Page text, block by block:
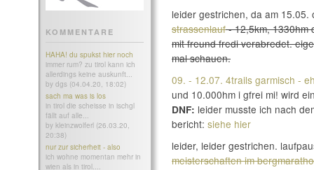
KOMMENTARE
HAHA! du spukst hier noch
immer rum? zu tirol kann ich
allerdings keine auskunft...
by dgs (04.04.20, 18:02)
sach ma was is los
in tirol die scheisse in ischgl
fällt auf alle...
by kleinzwolferl (26.03.20,
20:38)
nur zur sicherheit - also
ich wohne momentan mehr in
wien als in tirol....
leider gestrichen, da am
strassenlauf- 12,5km, 1330hm
mit freund fredi verabredet.
mal schauen.
09. - 12.07. 4trails garmisch -
und 10.000hm i gfrei mi! wird
DNF: leider musste ich nach
bericht: siehe hier
leider, leider gestrichen.
meisterschaften im